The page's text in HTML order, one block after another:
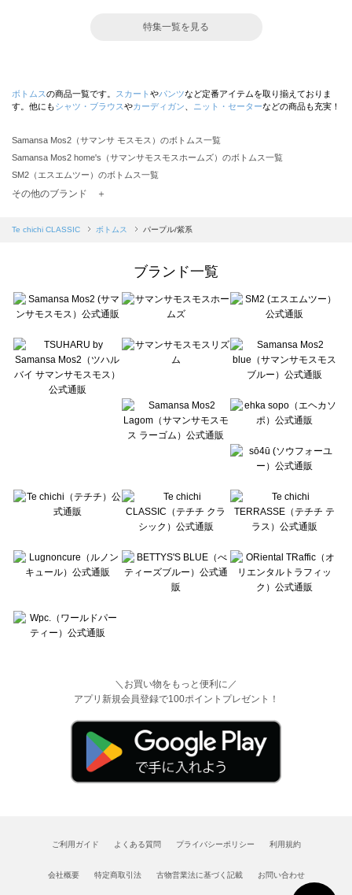
特集一覧を見る
ボトムスの商品一覧です。 スカート やパンツなど定番アイテムを取り揃えておりま
す。他にもシャツ・ブラウスやカーディガン ニット・セーターなどの商品も充実！
Samansa Mos2（サマンサ モスモス）のボトムス一覧
Samansa Mos2 home's（サマンサモスモスホームズ）のボトムス一覧
SM2（エスエムツー）のボトムス一覧
TSUHARU by Samansa Mos2（ツハルバイサマンサモスモス）のボトムス一覧
Samansa Mos2 blue（サマンサモスモス ブルー）のボトムス一覧
sō4ū（ソウフォーユー）のボトムス一覧
Te chichi（テチチ）のボトムス一覧
Te chichi CLASSIC（テチチ クラシック）のボトムス一覧
Lugnoncure（ルノンキュール）のボトムス一覧
BETTY'S BLUE（べティーズブルー）のボトムス一覧
Wpc.（ワールドパーティー）のボトムス一覧
その他のブランド ＋
Te chichi CLASSIC ボトムス パープル/紫系
ブランド一覧
＼お買い物をもっと便利に／
アプリ新規会員登録で100ポイントプレゼント！
ご利用ガイド よくある質問 プライバシーポリシー 利用規約
会社概要 特定商取引法 古物営業法に基づく記載 お問い合わせ